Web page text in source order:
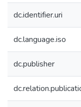
dc.identifier.uri
dc.language.iso
dc.publisher